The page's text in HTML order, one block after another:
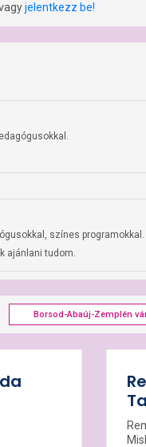
jelentkezz be!
színes
ajánlani tudom.
Borsod-Abaúj-Zemplén